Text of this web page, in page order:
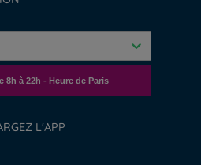
8h à 22h - Heure de Paris
L'APP